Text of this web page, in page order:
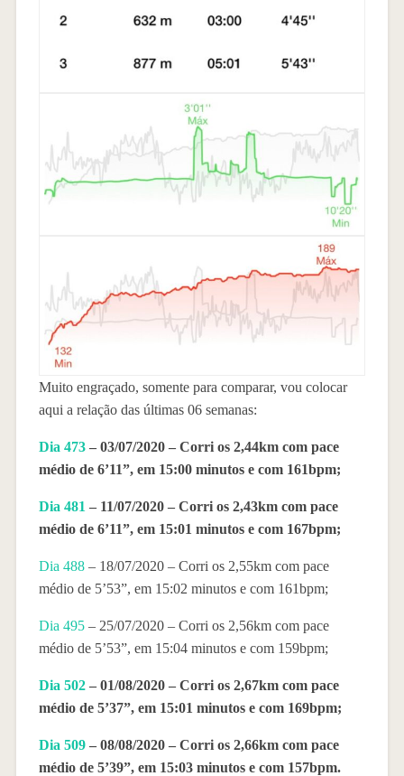
Muito engraçado, somente para comparar, vou colocar
aqui a relação das últimas 06 semanas:
Dia 473– 03/07/2020 – Corri os 2,44km com pace
médio de 6’11”, em 15:00 minutos e com 161bpm;
Dia 481 – 11/07/2020 – Corri os 2,43km com pace
médio de 6’11”, em 15:01 minutos e com 167bpm;
Dia 488– 18/07/2020 – Corri os 2,55km com pace
médio de 5’53”, em 15:02 minutos e com 161bpm;
Dia 495– 25/07/2020 – Corri os 2,56km com pace
médio de 5’53”, em 15:04 minutos e com 159bpm;
Dia 502– 01/08/2020 – Corri os 2,67km com pace
médio de 5’37”, em 15:01 minutos e com 169bpm;
Dia 509– 08/08/2020 – Corri os 2,66km com pace
médio de 5’39”, em 15:03 minutos e com 157bpm.